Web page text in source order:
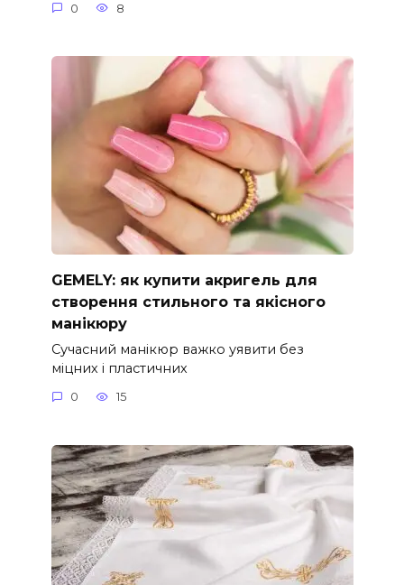
0 8
GEMELY: як купити акригель для
створення стильного та якісного
манікюру
Сучасний манікюр важко уявити без
міцних і пластичних
0 15